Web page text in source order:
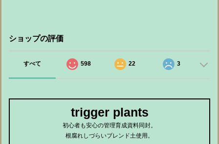
ショップの評価
すべて 598 22 3
trigger plants
初心者も安心の管理育成資料同封。
根腐れしづらいブレンド土使用。